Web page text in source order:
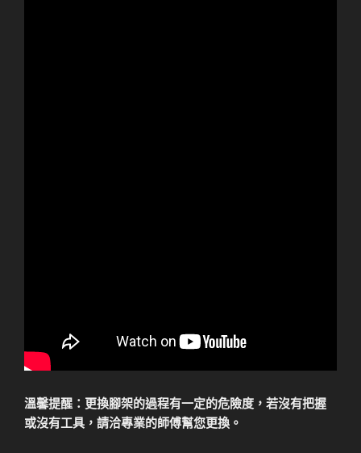
溫馨提醒：更換腳架的過程有一定的危險度，若沒有把握
或沒有工具，請洽專業的師傅幫您更換。